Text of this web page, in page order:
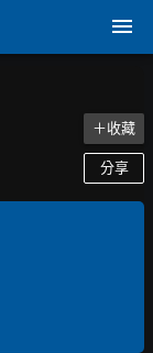
＋收藏
分享